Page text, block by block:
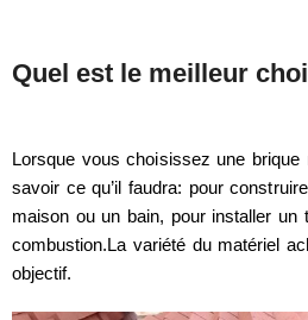
Quel est le meilleur
Lorsque vous choisissez une brique
savoir ce qu’il faudra: pour
maison ou un bain, pour installer un
combustion.La variété du matériel
objectif.